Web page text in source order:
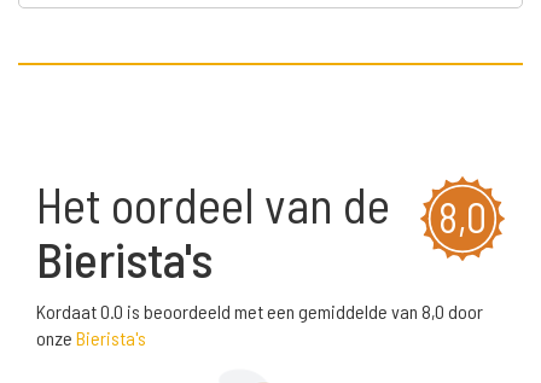
8,0
Het oordeel van de
Bierista's
Kordaat 0.0 is beoordeeld met een gemiddelde van 8,0 door
onze Bierista's